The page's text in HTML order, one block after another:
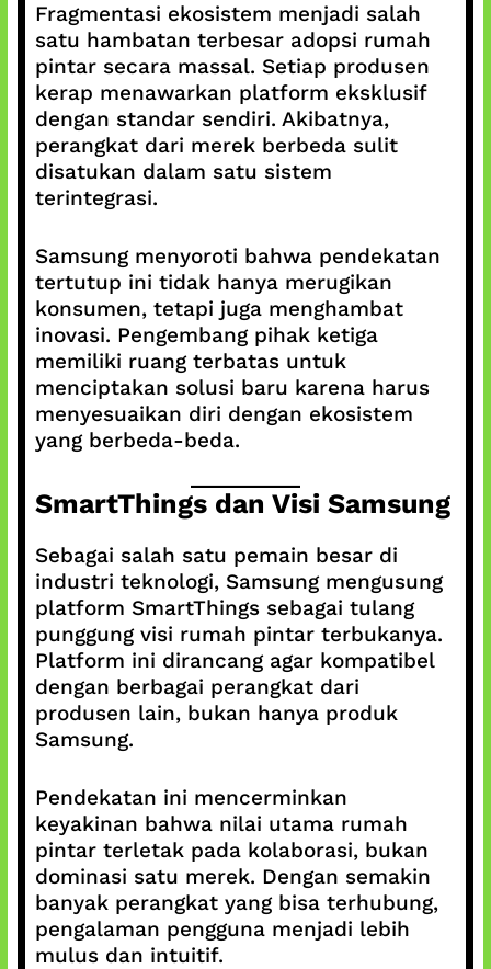
Fragmentasi ekosistem menjadi salah
satu hambatan terbesar adopsi rumah
pintar secara massal. Setiap produsen
kerap menawarkan platform eksklusif
dengan standar sendiri. Akibatnya,
perangkat dari merek berbeda sulit
disatukan dalam satu sistem
terintegrasi.
Samsung menyoroti bahwa pendekatan
tertutup ini tidak hanya merugikan
konsumen, tetapi juga menghambat
inovasi. Pengembang pihak ketiga
memiliki ruang terbatas untuk
menciptakan solusi baru karena harus
menyesuaikan diri dengan ekosistem
yang berbeda-beda.
SmartThings dan Visi Samsung
Sebagai salah satu pemain besar di
industri teknologi, Samsung mengusung
platform SmartThings sebagai tulang
punggung visi rumah pintar terbukanya.
Platform ini dirancang agar kompatibel
dengan berbagai perangkat dari
produsen lain, bukan hanya produk
Samsung.
Pendekatan ini mencerminkan
keyakinan bahwa nilai utama rumah
pintar terletak pada kolaborasi, bukan
dominasi satu merek. Dengan semakin
banyak perangkat yang bisa terhubung,
pengalaman pengguna menjadi lebih
mulus dan intuitif.